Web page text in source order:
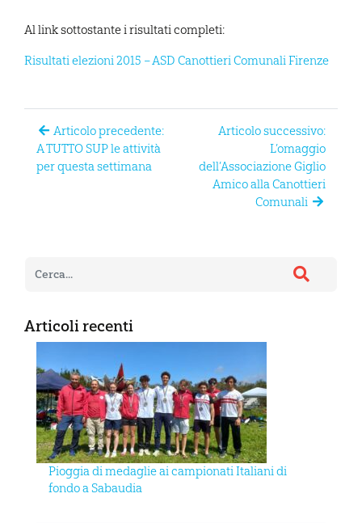
Al link sottostante i risultati completi:
Risultati elezioni 2015 – ASD Canottieri Comunali Firenze
Articolo precedente:
A TUTTO SUP le attività
per questa settimana
Articolo successivo:
L’omaggio
dell’Associazione Giglio
Amico alla Canottieri
Comunali
Articoli recenti
Pioggia di medaglie ai campionati Italiani di
fondo a Sabaudia